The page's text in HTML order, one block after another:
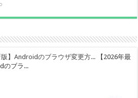
版】Androidのブラウザ変更方...
【2026年最
のブラ...